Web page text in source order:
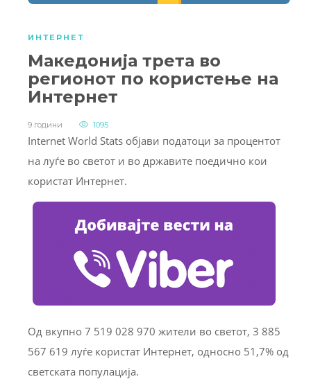
ИНТЕРНЕТ
Македонија трета во
регионот по користење на
Интернет
9 години 1095
Internet World Stats објави податоци за процентот
на луѓе во светот и во државите поедично кои
користат Интернет.
Од вкупно 7 519 028 970 жители во светот, 3 885
567 619 луѓе користат Интернет, односно 51,7% од
светската популација.